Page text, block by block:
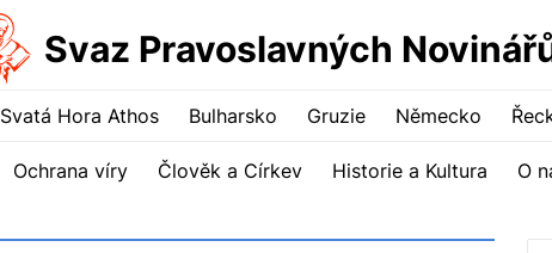
Svaz Pravoslavných
Svatá Hora Athos Bulharsko Gruzie Německo
Ochrana víry Člověk a Církev Historie a Kultura O